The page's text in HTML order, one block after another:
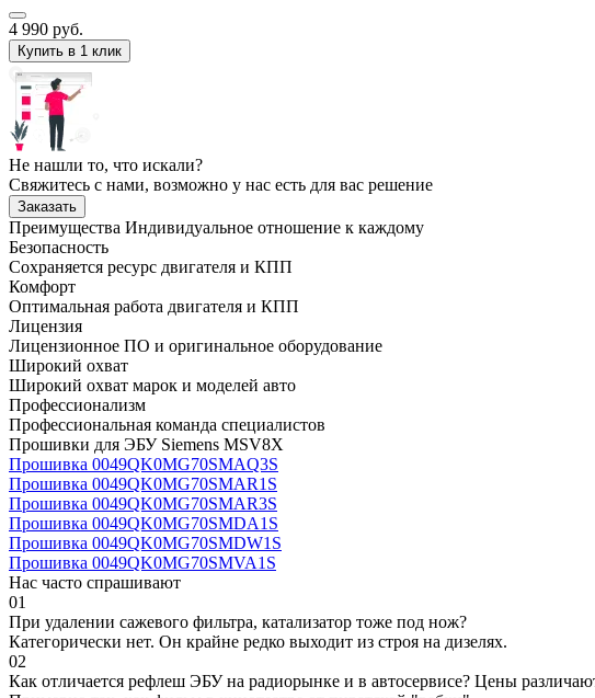
4 990 руб.
Купить в 1 клик
Не нашли то, что искали?
Свяжитесь с нами, возможно у нас есть для вас решение
Заказать
Преимущества Индивидуальное отношение к каждому
Безопасность
Сохраняется ресурс двигателя и КПП
Комфорт
Оптимальная работа двигателя и КПП
Лицензия
Лицензионное ПО и оригинальное оборудование
Широкий охват
Широкий охват марок и моделей авто
Профессионализм
Профессиональная команда специалистов
Прошивки для ЭБУ Siemens MSV8X
Прошивка 0049QK0MG70SMAQ3S
Прошивка 0049QK0MG70SMAR1S
Прошивка 0049QK0MG70SMAR3S
Прошивка 0049QK0MG70SMDA1S
Прошивка 0049QK0MG70SMDW1S
Прошивка 0049QK0MG70SMVA1S
Нас часто спрашивают
01
При удалении сажевого фильтра, катализатор тоже под нож?
Категорически нет. Он крайне редко выходит из строя на дизелях.
02
Как отличается рефлеш ЭБУ на радиорынке и в автосервисе? Цены